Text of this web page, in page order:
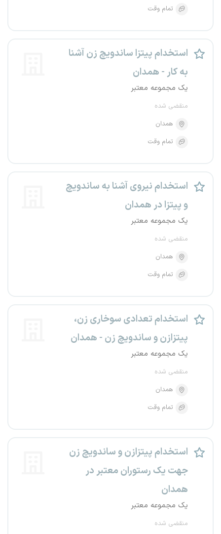
تمام وقت
استخدام پیتزا ساندویچ زن آشنا
به کار - همدان
یک مجموعه معتبر
منقضی شده
همدان
تمام وقت
استخدام نیروی آشنا به ساندویچ
و پیتزا در همدان
یک مجموعه معتبر
منقضی شده
همدان
تمام وقت
استخدام تعدادی سوخاری زن،
پیتزازن و ساندویچ زن - همدان
یک مجموعه معتبر
منقضی شده
همدان
تمام وقت
استخدام پیتزازن و ساندویچ زن
جهت یک رستوران معتبر در
همدان
یک مجموعه معتبر
منقضی شده